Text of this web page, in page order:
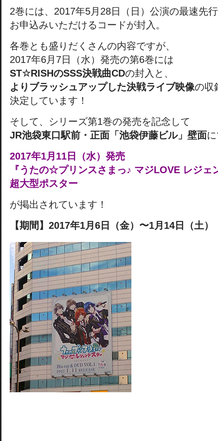
2巻には、2017年5月28日（日）公演の最速先
お申込みいただけるコードが封入。
各巻とも盛りだくさんの内容ですが、
2017年6月7日（水）発売の第6巻には
ST☆RISHのSSS決戦曲CDの封入と、
よりブラッシュアップした決戦ライブ映像の収
決定しています！
そして、シリーズ第1巻の発売を記念して
JR池袋東口駅前・正面「池袋伊藤ビル」壁面
2017年1月11日（水）発売
『うたの☆プリンスさまっ♪ マジLOVE レジェ
超大型ポスター
が掲出されています！
【期間】2017年1月6日（金）〜1月14日（土）